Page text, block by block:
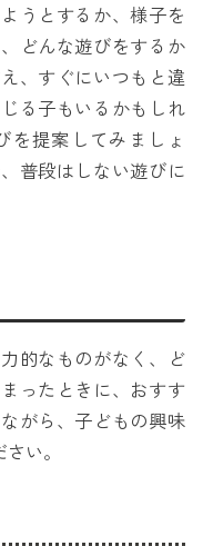
うとするか、様子を
どんな遊びをするか
、すぐにいつもと違
る子もいるかもしれ
を提案してみましょ
普段はしない遊びに
的なものがなく、ど
ったときに、おすす
がら、子どもの興味
い。